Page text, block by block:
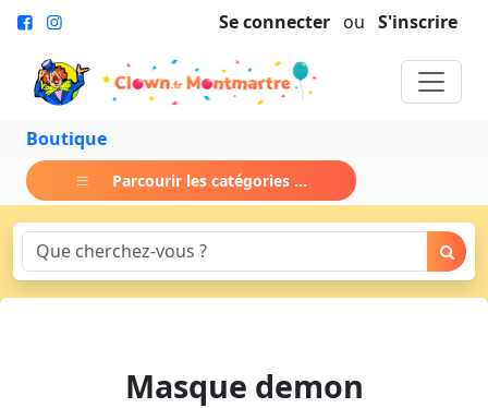
Se connecter ou S'inscrire
Boutique
Parcourir les catégories ...
Masque demon